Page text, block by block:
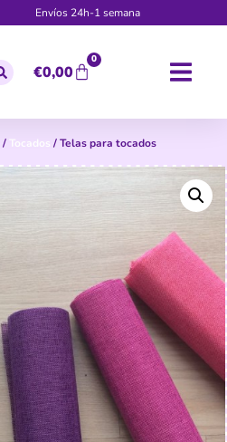
Envíos 24h-1 semana
€0,00
0
/ Tocados / Telas para tocados